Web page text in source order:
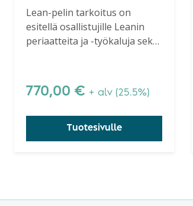
Lean-pelin tarkoitus on
esitellä osallistujille Leanin
periaatteita ja -työkaluja sekä
770,00 € + alv (25.5%)
Tuotesivulle